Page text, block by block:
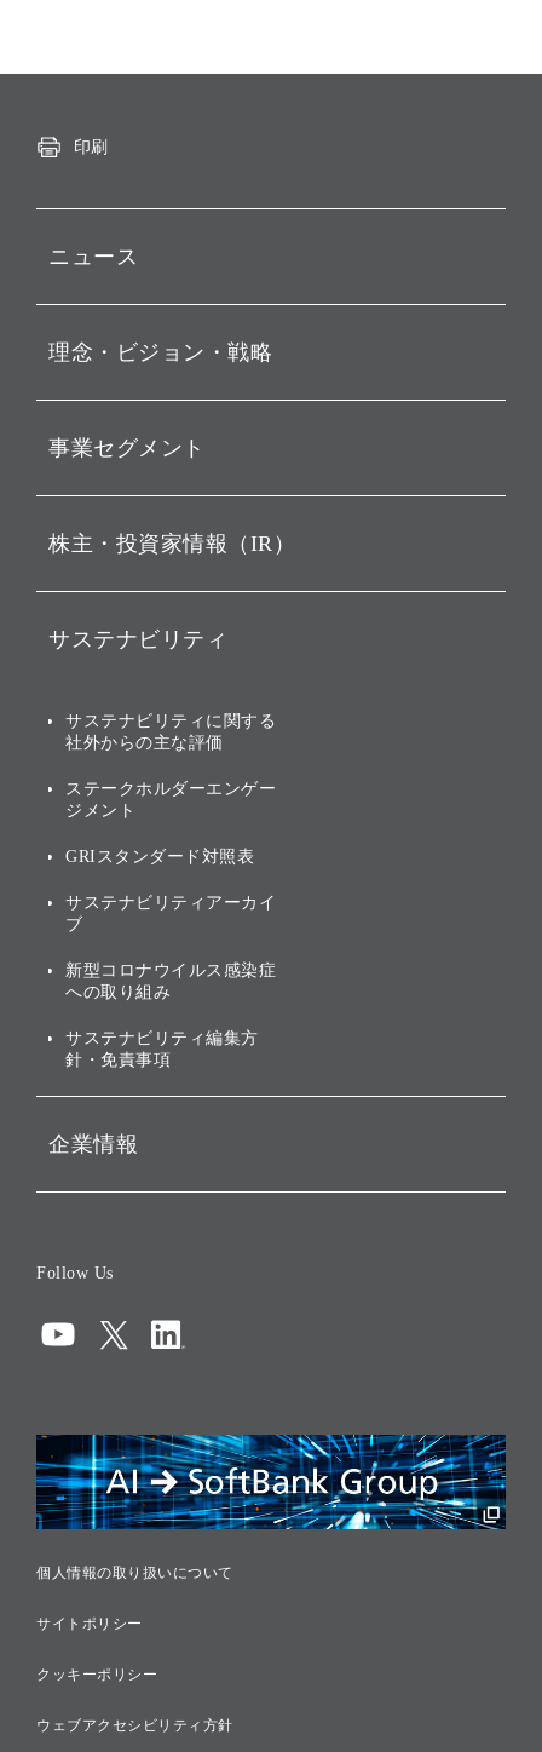
印刷
ニュース
お知らせ
動画配信
理念・ビジョン・戦略
経営理念
ビジョン
戦略
バリュー
ソフトバンクグループの歩
[AI] What dreams are made
事業セグメント
ソフトバンク・ビジョン・
その他
グループ企業一覧
株主・投資家情報（IR）
IRカレンダー
業績・財務
アニュアルレポート
株主・投資家情報（IR）に
サステナビリティ
トップメッセージ
サステナビリティの考え方
ガバナンス
投資先のサステナビリティ
サステナビリティに関する
社外からの主な評価
ステークホルダーエンゲー
ジメント
GRIスタンダード対照表
サステナビリティアーカイ
ブ
新型コロナウイルス感染症
への取り組み
サステナビリティ編集方
針・免責事項
企業情報
コンプライアンス
リスクマネジメント
税務に対する取り組み
採用情報
Follow Us
個人情報の取り扱いについて
サイトポリシー
クッキーポリシー
ウェブアクセシビリティ方針